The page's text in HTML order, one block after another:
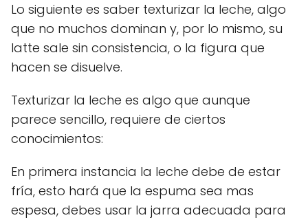
Lo siguiente es saber texturizar la leche, algo
que no muchos dominan y, por lo mismo, su
latte sale sin consistencia, o la figura que
hacen se disuelve.
Texturizar la leche es algo que aunque
parece sencillo, requiere de ciertos
conocimientos:
En primera instancia la leche debe de estar
fría, esto hará que la espuma sea mas
espesa, debes usar la jarra adecuada para